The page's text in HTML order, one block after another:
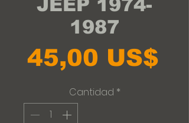
JEEP 1974-
1987
45,00 US$
Cantidad *